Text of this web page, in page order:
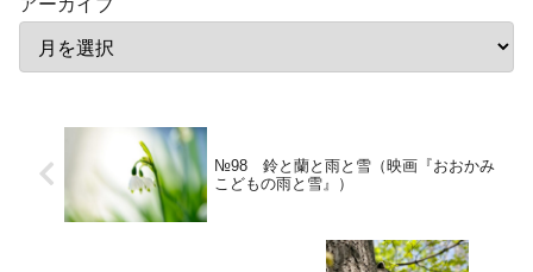
アーカイブ
№98 鈴と蘭と雨と雪（映画『おおかみ
こどもの雨と雪』）